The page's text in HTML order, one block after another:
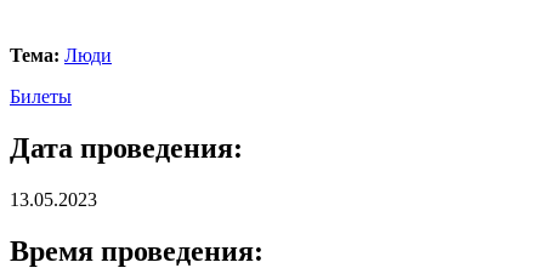
Тема: Люди
Билеты
Дата проведения:
13.05.2023
Время проведения: